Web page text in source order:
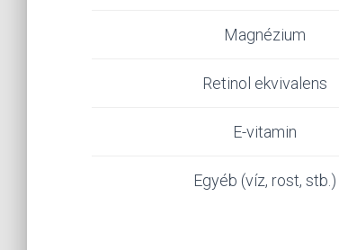
Magnézium
Retinol ekvivalens
E-vitamin
Egyéb (víz, rost, stb.)